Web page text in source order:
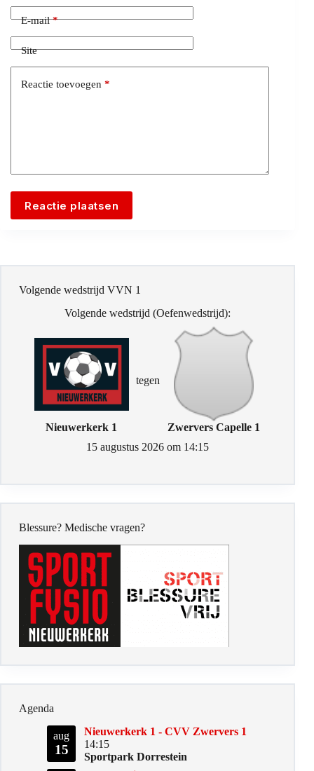
E-mail*
Site
Reactie toevoegen *
Reactie plaatsen
Volgende wedstrijd VVN 1
Volgende wedstrijd (Oefenwedstrijd):
Nieuwerkerk 1
tegen
Zwervers Capelle 1
15 augustus 2026 om 14:15
Blessure? Medische vragen?
Agenda
aug
15
Nieuwerkerk 1 - CVV Zwervers 1
14:15
Sportpark Dorrestein